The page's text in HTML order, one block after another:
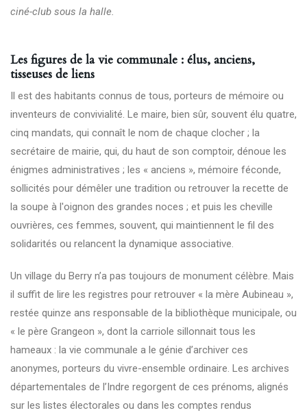
ciné-club sous la halle.
Les figures de la vie communale : élus, anciens,
tisseuses de liens
Il est des habitants connus de tous, porteurs de mémoire ou
inventeurs de convivialité. Le maire, bien sûr, souvent élu quatre,
cinq mandats, qui connaît le nom de chaque clocher ; la
secrétaire de mairie, qui, du haut de son comptoir, dénoue les
énigmes administratives ; les « anciens », mémoire féconde,
sollicités pour démêler une tradition ou retrouver la recette de
la soupe à l'oignon des grandes noces ; et puis les cheville
ouvrières, ces femmes, souvent, qui maintiennent le fil des
solidarités ou relancent la dynamique associative.
Un village du Berry n’a pas toujours de monument célèbre. Mais
il suffit de lire les registres pour retrouver « la mère Aubineau »,
restée quinze ans responsable de la bibliothèque municipale, ou
« le père Grangeon », dont la carriole sillonnait tous les
hameaux : la vie communale a le génie d’archiver ces
anonymes, porteurs du vivre-ensemble ordinaire. Les archives
départementales de l’Indre regorgent de ces prénoms, alignés
sur les listes électorales ou dans les comptes rendus